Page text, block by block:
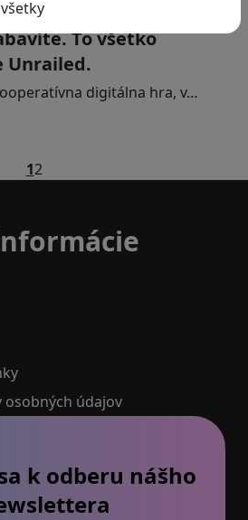
v tíme a
To všetko
Unrailed.
digitálna hra, v…
12
osobných údajov
k odberu nášho